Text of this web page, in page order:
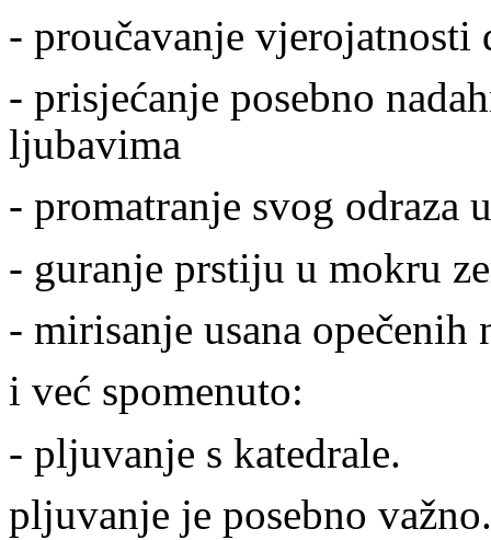
- proučavanje
- prisjećanje posebno
ljubavima
- promatranje svog odraza
- guranje prstiju u mokru
- mirisanje usana opečenih
i već spomenuto:
- pljuvanje s katedrale.
pljuvanje je posebno važno.